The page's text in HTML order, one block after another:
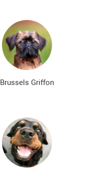
Brussels Griffon